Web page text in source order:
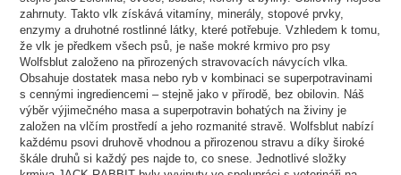
zahrnuty. Takto vlk získává vitamíny, minerály, stopové prvky,
enzymy a druhotné rostlinné látky, které potřebuje. Vzhledem k tomu,
že vlk je předkem všech psů, je naše mokré krmivo pro psy
Wolfsblut založeno na přirozených stravovacích návycích vlka.
Obsahuje dostatek masa nebo ryb v kombinaci se superpotravinami
s cennými ingrediencemi – stejně jako v přírodě, bez obilovin. Náš
výběr výjimečného masa a superpotravin bohatých na živiny je
založen na vlčím prostředí a jeho rozmanité stravě. Wolfsblut nabízí
každému psovi druhově vhodnou a přirozenou stravu a díky široké
škále druhů si každý pes najde to, co snese. Jednotlivé složky